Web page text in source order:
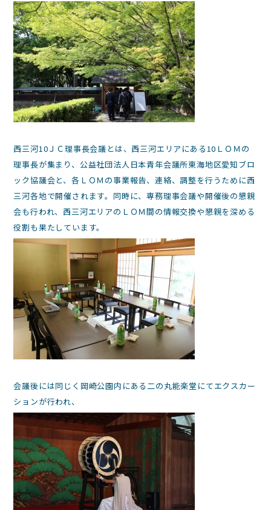
西三河10ＪＣ理事長会議とは、西三河エリアにある10ＬＯＭの
理事長が集まり、公益社団法人日本青年会議所東海地区愛知ブロ
ック協議会と、各ＬＯＭの事業報告、連絡、調整を行うために西
三河各地で開催されます。同時に、専務理事会議や開催後の懇親
会も行われ、西三河エリアのＬＯＭ間の情報交換や懇親を深める
役割も果たしています。
会議後には同じく岡崎公園内にある二の丸能楽堂にてエクスカー
ションが行われ、